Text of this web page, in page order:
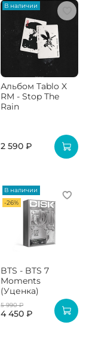
В наличии
Альбом Tablo X
RM - Stop The
Rain
2 590 ₽
В наличии
-26%
BTS - BTS 7
Moments
(Уценка)
5 990 ₽
4 450 ₽